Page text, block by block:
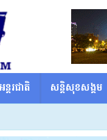
តរជាតិ សន្តិសុខសង្គម